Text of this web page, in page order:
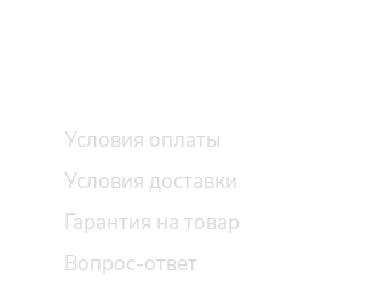
Условия оплаты
Условия доставки
Гарантия на товар
Вопрос-ответ